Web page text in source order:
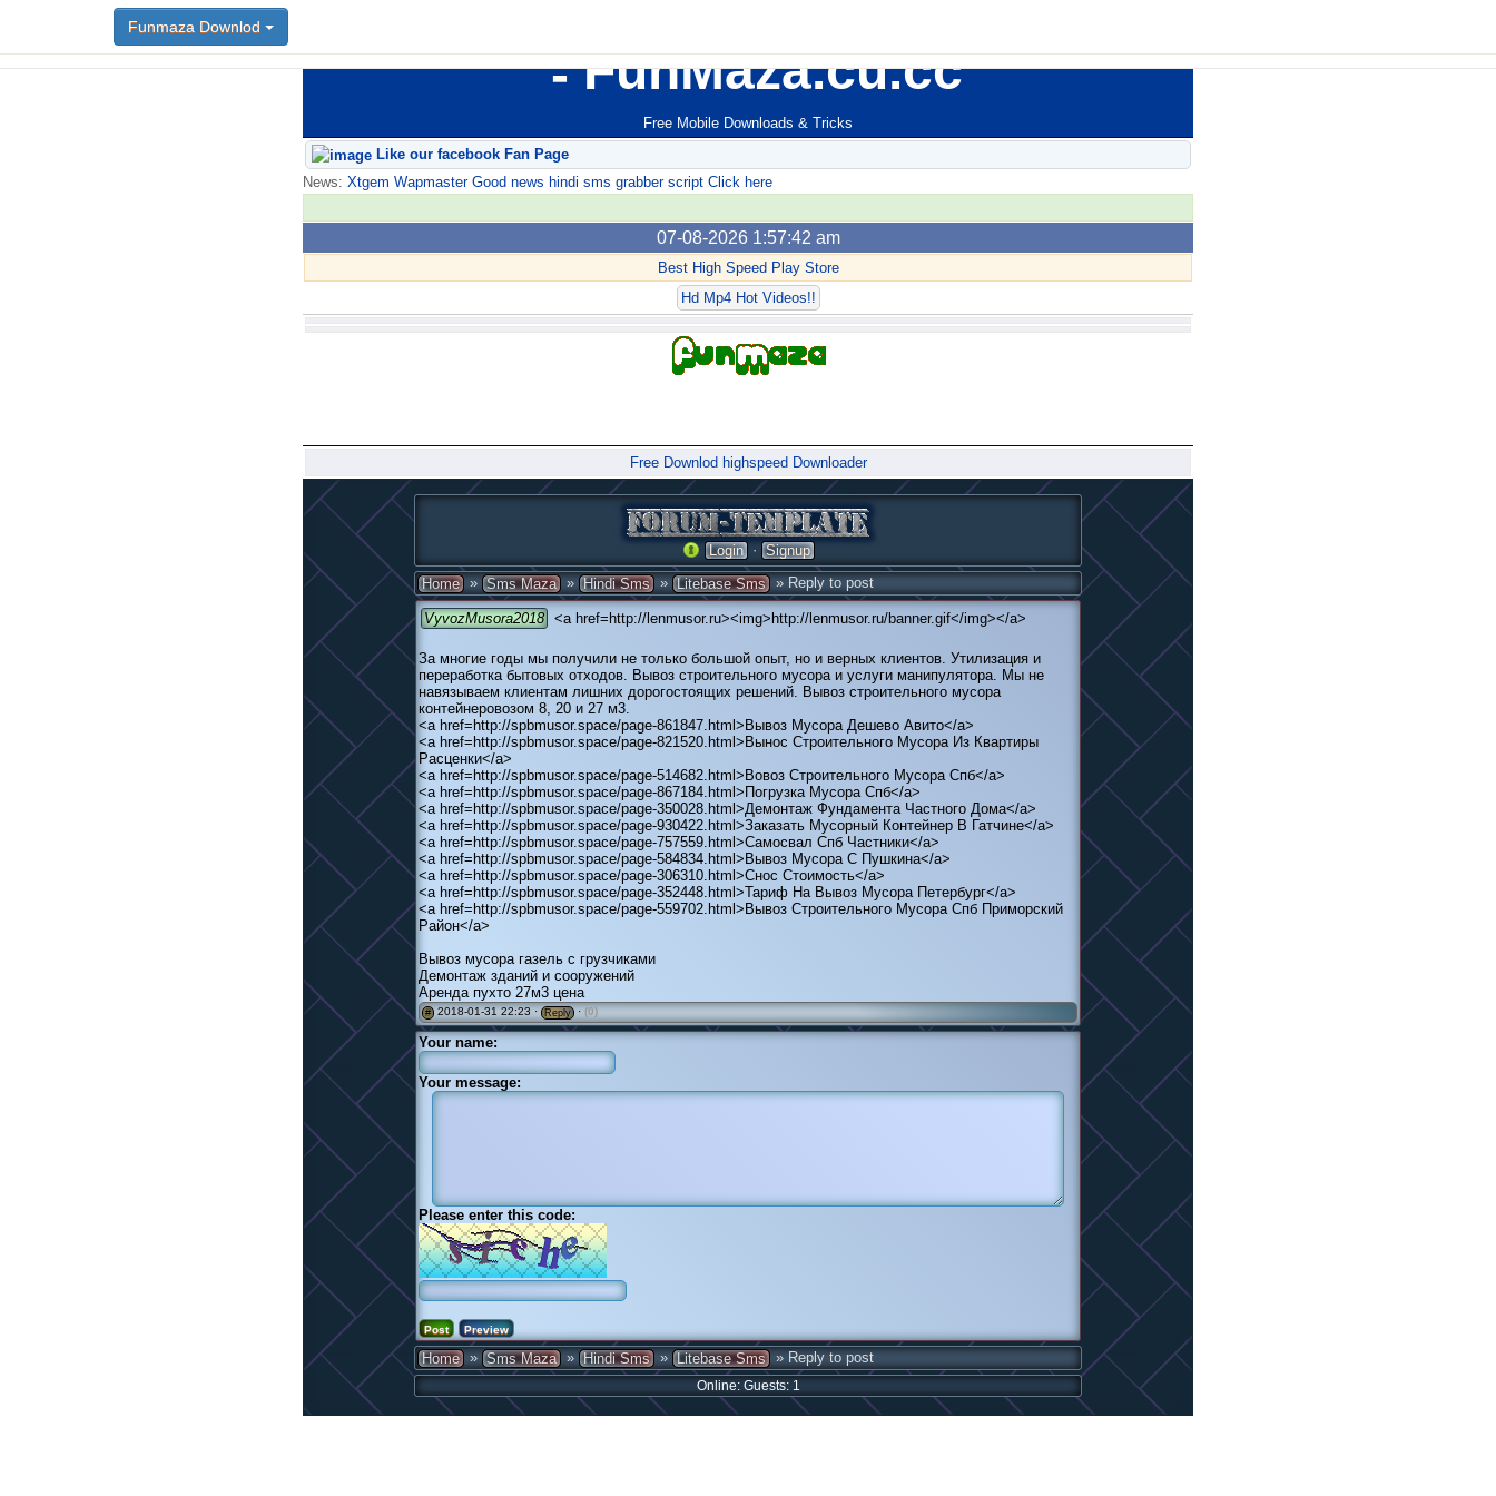
FunMaza.cu.cc
Free Mobile Downloads & Tricks
Funmaza Downlod
Like our facebook Fan Page
News: Xtgem Wapmaster Good news hindi sms grabber script Click here
07-08-2026 1:57:42 am
Best High Speed Play Store
Hd Mp4 Hot Videos!!
Free Downlod highspeed Downloader
Login · Signup
Home » Sms Maza » Hindi Sms » Litebase Sms » Reply to post
VyvozMusora2018 <a href=http://lenmusor.ru><img>http://lenmusor.ru/banner.gif</img></a>
За многие годы мы получили не только большой опыт, но и верных клиентов. Утилизация и
переработка бытовых отходов. Вывоз строительного мусора и услуги манипулятора. Мы не
навязываем клиентам лишних дорогостоящих решений. Вывоз строительного мусора
контейнеровозом 8, 20 и 27 м3.
<a href=http://spbmusor.space/page-861847.html>Вывоз Мусора Дешево Авито</a>
<a href=http://spbmusor.space/page-821520.html>Вынос Строительного Мусора Из Квартиры
Расценки</a>
<a href=http://spbmusor.space/page-514682.html>Вовоз Строительного Мусора Спб</a>
<a href=http://spbmusor.space/page-867184.html>Погрузка Мусора Спб</a>
<a href=http://spbmusor.space/page-350028.html>Демонтаж Фундамента Частного Дома</a>
<a href=http://spbmusor.space/page-930422.html>Заказать Мусорный Контейнер В Гатчине</a>
<a href=http://spbmusor.space/page-757559.html>Самосвал Спб Частники</a>
<a href=http://spbmusor.space/page-584834.html>Вывоз Мусора С Пушкина</a>
<a href=http://spbmusor.space/page-306310.html>Снос Стоимость</a>
<a href=http://spbmusor.space/page-352448.html>Тариф На Вывоз Мусора Петербург</a>
<a href=http://spbmusor.space/page-559702.html>Вывоз Строительного Мусора Спб Приморский
Район</a>
Вывоз мусора газель с грузчиками
Демонтаж зданий и сооружений
Аренда пухто 27м3 цена
# 2018-01-31 22:23 · Reply · (0)
Your name:
Your message:
Please enter this code:
Home » Sms Maza » Hindi Sms » Litebase Sms » Reply to post
Online: Guests: 1